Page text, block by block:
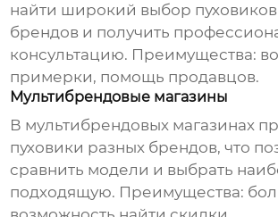
найти широкий выбор
брендов и получить
консультацию. Преимущества:
примерки, помощь продавцов.
Мультибрендовые магазины
В мультибрендовых магазинах
пуховики разных брендов, что
сравнить модели и выбрать
подходящую. Преимущества: